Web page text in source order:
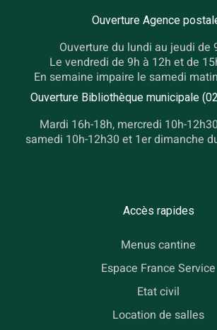
Ouverture Agence
Ouverture du lundi au jeudi de
Le vendredi de 9h à 12h et de
En semaine impaire le samedi
Ouverture Bibliothèque municipale
Mardi 16h-18h, mercredi 10h-
samedi 10h-12h30 et 1er dimanche
Accès rapides
Menus cantine
Espace France Service
Etat civil
Location de salles